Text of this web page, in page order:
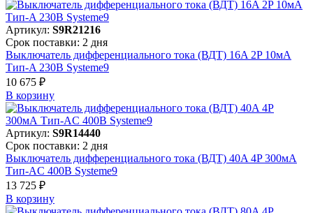
Артикул: S9R21216
Срок поставки: 2 дня
Выключатель дифференциального тока (ВДТ) 16A 2P 10мА
Тип-A 230В Systeme9
10 675 ₽
В корзинy
Артикул: S9R14440
Срок поставки: 2 дня
Выключатель дифференциального тока (ВДТ) 40A 4P 300мА
Тип-AC 400В Systeme9
13 725 ₽
В корзинy